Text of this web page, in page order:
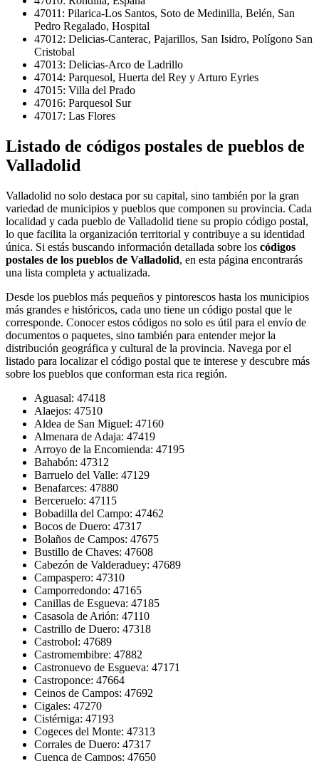
47011: Pilarica-Los Santos, Soto de Medinilla, Belén, San
Pedro Regalado, Hospital
47012: Delicias-Canterac, Pajarillos, San Isidro, Polígono San
Cristobal
47013: Delicias-Arco de Ladrillo
47014: Parquesol, Huerta del Rey y Arturo Eyries
47015: Villa del Prado
47016: Parquesol Sur
47017: Las Flores
Listado de códigos postales de pueblos de
Valladolid
Valladolid no solo destaca por su capital, sino también por la gran
variedad de municipios y pueblos que componen su provincia. Cada
localidad y cada pueblo de Valladolid tiene su propio código postal,
lo que facilita la organización territorial y contribuye a su identidad
única. Si estás buscando información detallada sobre los códigos
postales de los pueblos de Valladolid, en esta página encontrarás
una lista completa y actualizada.
Desde los pueblos más pequeños y pintorescos hasta los municipios
más grandes e históricos, cada uno tiene un código postal que le
corresponde. Conocer estos códigos no solo es útil para el envío de
documentos o paquetes, sino también para entender mejor la
distribución geográfica y cultural de la provincia. Navega por el
listado para localizar el código postal que te interese y descubre más
sobre los pueblos que conforman esta rica región.
Aguasal: 47418
Alaejos: 47510
Aldea de San Miguel: 47160
Almenara de Adaja: 47419
Arroyo de la Encomienda: 47195
Bahabón: 47312
Barruelo del Valle: 47129
Benafarces: 47880
Berceruelo: 47115
Bobadilla del Campo: 47462
Bocos de Duero: 47317
Bolaños de Campos: 47675
Bustillo de Chaves: 47608
Cabezón de Valderaduey: 47689
Campaspero: 47310
Camporredondo: 47165
Canillas de Esgueva: 47185
Casasola de Arión: 47110
Castrillo de Duero: 47318
Castrobol: 47689
Castromembibre: 47882
Castronuevo de Esgueva: 47171
Castroponce: 47664
Ceinos de Campos: 47692
Cigales: 47270
Cistérniga: 47193
Cogeces del Monte: 47313
Corrales de Duero: 47317
Cuenca de Campos: 47650